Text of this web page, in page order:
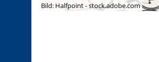
Bild: Halfpoint - stock.adobe.com